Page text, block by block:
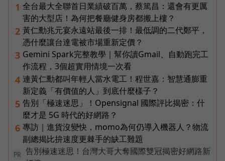
1 全台最大全聯首日業績破百萬，蔡篤昌：還會有更厲
害的大型店！為何把餐廳健身房都搬上樓？
2 黃仁勳兆元宴永遠站最後一排！最低調的二代鄭平，
憑什麼讓台達電被市場重新定價？
3 Gemini Spark完整教學｜幫你讀Gmail、自動跑完工
作流程，3個超實用情境一次看
4 連黃仁勳都叫年輕人當水電工！程世嘉：智慧通膨重
新定義「有價值的人」到底什麼樣子？
5 告別「極速迷思」！Opensignal 國際評比揭密：什
麼才是 5G 時代的好網路？
6 專訪｜進貨沒變快，momo為何仍導入機器人？物流
副總揭比拚速度更棘手的缺工難題
PR
告別極速迷思！台灣大哥大奪國際雙冠揭密好網路新